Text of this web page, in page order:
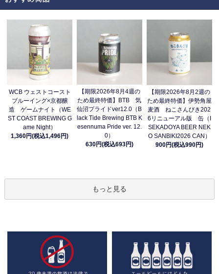
WCB ウェストコースト
ブルーイング×京都醸
造 ゲームナイト（WE
ST COAST BREWING G
ame Night）
1,360円(税込1,496円)
【期限2026年8月4週の
ため最終特価】BTB 気
仙沼プライドver12.0（B
lack Tide Brewing BTB K
esennuma Pride ver. 12.
0）
630円(税込693円)
【期限2026年8月2週の
ため最終特価】伊勢角屋
麦酒 ねこさんびき202
6リニューアル版 缶（I
SEKADOYA BEER NEK
O SANBIKI2026 CAN）
900円(税込990円)
もっと見る